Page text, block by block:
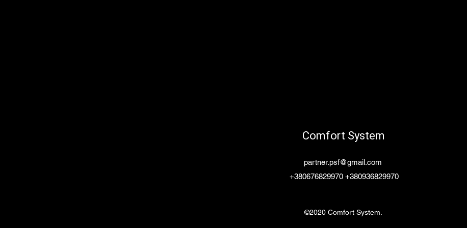
Comfort System
partner.psf@gmail.com
+380676829970 +380936829970
©2020 Comfort System.